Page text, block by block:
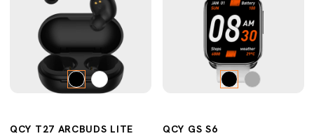
QCY T27 ARCBUDS LITE QCY GS S6